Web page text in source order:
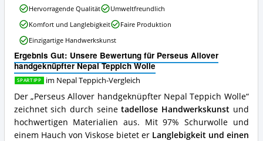
Teppich
erhältlich?
Ergebnis Gut: Unsere Bewertung für Perseus Allover
handgeknüpfter Nepal Teppich Wolle
SPARTIPP im Nepal Teppich-Vergleich
Der „Perseus Allover handgeknüpfter Nepal Teppich Wolle“
zeichnet sich durch seinetadellose Handwerkskunst und
hochwertigen Materialien aus. Mit 97% Schurwolle und
einem Hauch von Viskose bietet er Langlebigkeit und einen
Perseus
Allover
handgeknüpfter
Nepal
Teppich
Wolle
Vorteile:
Was
spricht
für
diesen
Nepal
Teppich?
Hervorragende Qualität
Umweltfreundlich
Komfort und Langlebigkeit
Faire Produktion
Einzigartige Handwerkskunst